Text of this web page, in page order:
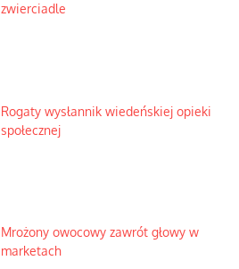
zwierciadle
Rogaty wysłannik wiedeńskiej opieki
społecznej
Mrożony owocowy zawrót głowy w
marketach